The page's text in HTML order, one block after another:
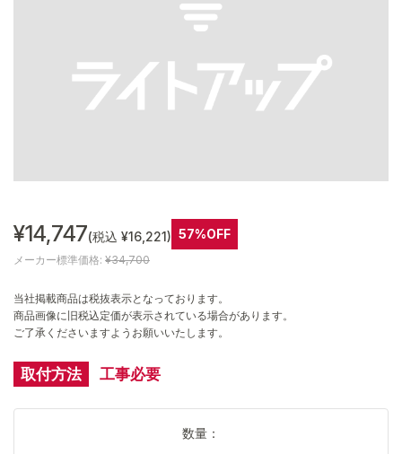
¥14,747(税込 ¥16,221) 57%OFF
メーカー標準価格: ¥34,700
当社掲載商品は税抜表示となっております。
商品画像に旧税込定価が表示されている場合があります。
ご了承くださいますようお願いいたします。
取付方法 工事必要
数量：